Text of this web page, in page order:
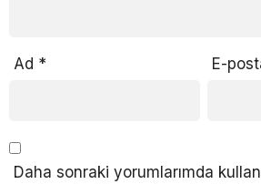
Ad * E-
Daha sonraki yorumlarımda